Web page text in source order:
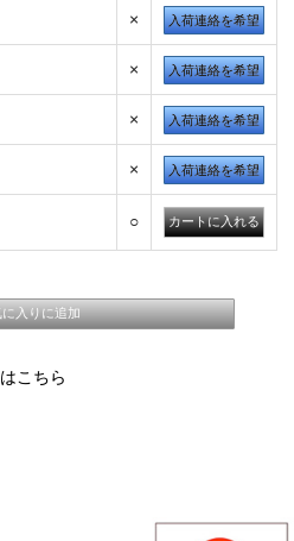
× 入荷連絡を希望
× 入荷連絡を希望
× 入荷連絡を希望
× 入荷連絡を希望
○
こちら